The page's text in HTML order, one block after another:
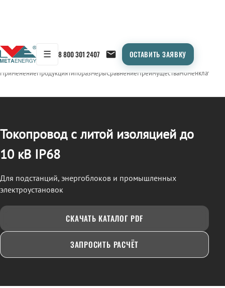
☰ 8 800 301 2407 ОСТАВИТЬ ЗАЯВКУ
← Продукция/ТОКОПРОВОД
ПрименениеПродукцияТипоразмерыСравнениеПреимуществаНоменклатура
Токопровод с литой изоляцией до
10 кВ IP68
Для подстанций, энергоблоков и промышленных
электроустановок
СКАЧАТЬ КАТАЛОГ PDF
ЗАПРОСИТЬ РАСЧЁТ